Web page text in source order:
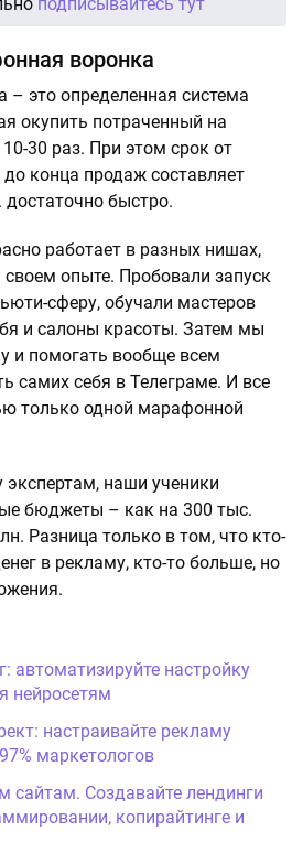
воронка
это определенная система
окупить потраченный на
30 раз. При этом срок от
конца продаж составляет
достаточно быстро.
работает в разных нишах,
опыте. Пробовали запуск
сферу, обучали мастеров
и салоны красоты. Затем мы
и помогать вообще всем
самих себя в Телеграме. И все
только одной марафонной
наши ученики
бюджеты – как на 300 тыс.
Разница только в том, что кто-
в рекламу, кто-то больше, но
автоматизируйте настройку
нейросетям
настраивайте рекламу
маркетологов
сайтам. Создавайте лендинги
копирайтинге и